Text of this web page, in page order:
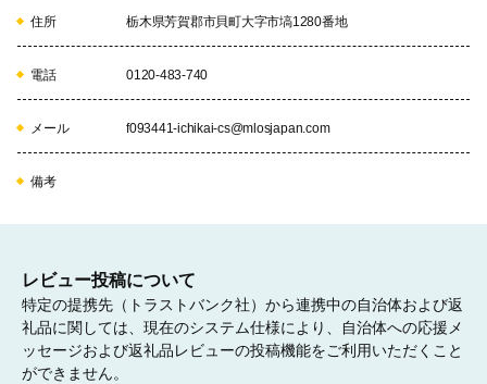
学校教育の資質向上や社会教育活動の振興のために活用します。
06
07
住所 栃木県芳賀郡市貝町大字市塙1280番地
電話 0120-483-740
メール f093441-ichikai-cs@mlosjapan.com
備考
レビュー投稿について
特定の提携先（トラストバンク社）から連携中の自治体および返
礼品に関しては、現在のシステム仕様により、自治体への応援メ
ッセージおよび返礼品レビューの投稿機能をご利用いただくこと
ができません。